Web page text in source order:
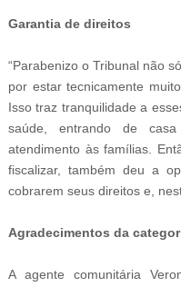
Garantia de direitos
“Parabenizo o Tribunal não
por estar tecnicamente
Isso traz tranquilidade a
saúde, entrando de
atendimento às famílias.
fiscalizar, também deu a
cobrarem seus direitos e,
Agradecimentos da
A agente comunitária